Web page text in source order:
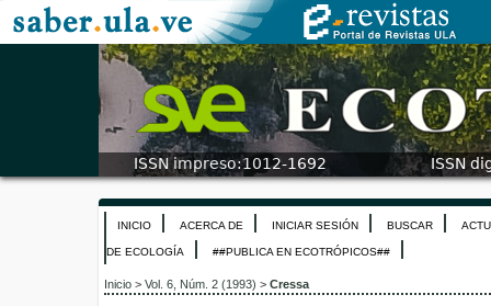
INICIO ACERCA DE INICIAR SESIÓN BUSCAR
DE ECOLOGÍA ##PUBLICA EN ECOTRÓPICOS##
Inicio > Vol. 6, Núm. 2 (1993) > Cressa